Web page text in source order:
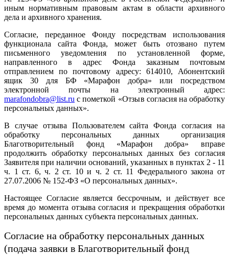
иным нормативным правовым актам в области архивного
дела и архивного хранения.
Согласие, переданное Фонду посредствам использования
функционала сайта Фонда, может быть отозвано путем
письменного уведомления по установленной форме,
направленного в адрес Фонда заказным почтовым
отправлением по почтовому адресу: 614010, Абонентский
ящик 30 для БФ «Марафон добра» или посредством
электронной почты на электронный адрес:
marafondobra@list.ru с пометкой «Отзыв согласия на обработку
персональных данных».
В случае отзыва Пользователем сайта Фонда согласия на
обработку персональных данных организация
Благотворительный фонд «Марафон добра» вправе
продолжить обработку персональных данных без согласия
Заявителя при наличии оснований, указанных в пунктах 2 - 11
ч. 1 ст. 6, ч. 2 ст. 10 и ч. 2 ст. 11 Федерального закона от
27.07.2006 № 152-ФЗ «О персональных данных».
Настоящее Согласие является бессрочным, и действует все
время до момента отзыва согласия и прекращения обработки
персональных данных субъекта персональных данных.
Согласие на обработку персональных данных
(подача заявки в Благотворительный фонд